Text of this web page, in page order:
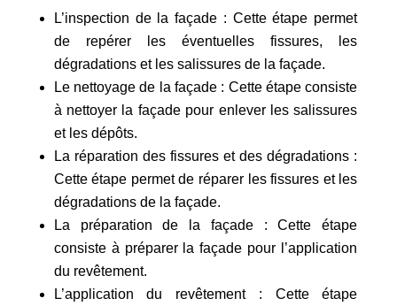
L’inspection de la façade : Cette étape permet
de repérer les éventuelles fissures, les
dégradations et les salissures de la façade.
Le nettoyage de la façade : Cette étape consiste
à nettoyer la façade pour enlever les salissures
et les dépôts.
La réparation des fissures et des dégradations :
Cette étape permet de réparer les fissures et les
dégradations de la façade.
La préparation de la façade : Cette étape
consiste à préparer la façade pour l’application
du revêtement.
L’application du revêtement : Cette étape